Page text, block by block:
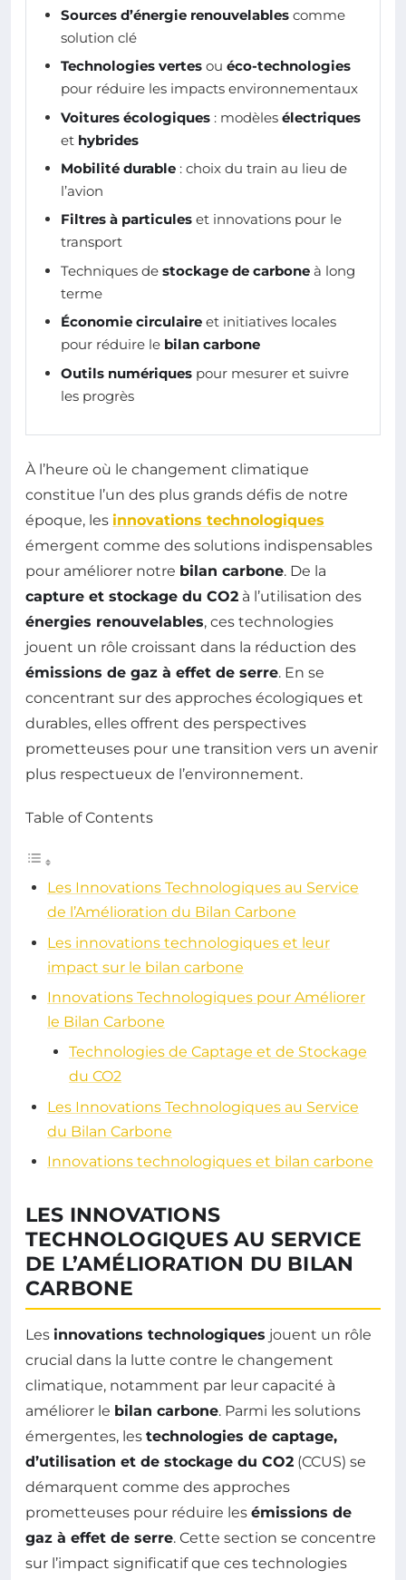
Sources d’énergie renouvelables comme
solution clé
Technologies vertes ou éco-technologies
pour réduire les impacts environnementaux
Voitures écologiques : modèles électriques
et hybrides
Mobilité durable : choix du train au lieu de
l’avion
Filtres à particules et innovations pour le
transport
Techniques de stockage de carbone à long
terme
Économie circulaire et initiatives locales
pour réduire le bilan carbone
Outils numériques pour mesurer et suivre
les progrès
À l’heure où le changement climatique
constitue l’un des plus grands défis de notre
époque, les innovations technologiques
émergent comme des solutions indispensables
pour améliorer notre bilan carbone. De la
capture et stockage du CO2 à l’utilisation des
énergies renouvelables, ces technologies
jouent un rôle croissant dans la réduction des
émissions de gaz à effet de serre. En se
concentrant sur des approches écologiques et
durables, elles offrent des perspectives
prometteuses pour une transition vers un avenir
plus respectueux de l’environnement.
Table of Contents
Les Innovations Technologiques au Service
de l’Amélioration du Bilan Carbone
Les innovations technologiques et leur
impact sur le bilan carbone
Innovations Technologiques pour Améliorer
le Bilan Carbone
Technologies de Captage et de Stockage
du CO2
Les Innovations Technologiques au Service
du Bilan Carbone
Innovations technologiques et bilan carbone
LES INNOVATIONS
TECHNOLOGIQUES AU SERVICE
DE L’AMÉLIORATION DU BILAN
CARBONE
Les innovations technologiques jouent un rôle
crucial dans la lutte contre le changement
climatique, notamment par leur capacité à
améliorer le bilan carbone. Parmi les solutions
émergentes, les technologies de captage,
d’utilisation et de stockage du CO2 (CCUS) se
démarquent comme des approches
prometteuses pour réduire les émissions de
gaz à effet de serre. Cette section se concentre
sur l’impact significatif que ces technologies